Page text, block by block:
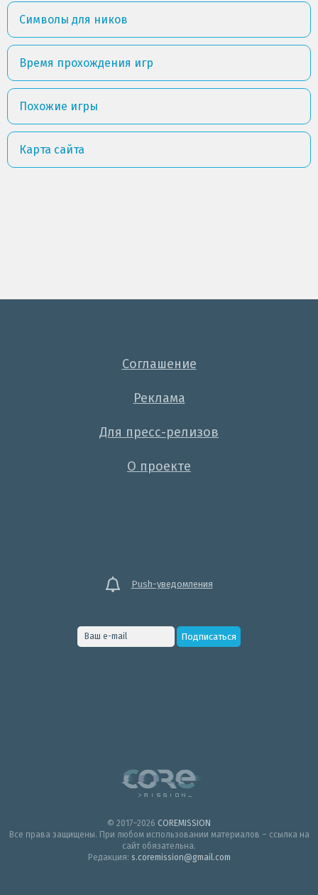
Символы для ников
Время прохождения игр
Похожие игры
Карта сайта
Соглашение
Реклама
Для пресс-релизов
О проекте
Push-уведомления
© 2017–2026 COREMISSION
Все права защищены. При любом использовании материалов – ссылка на
сайт обязательна.
Редакция: s.coremission@gmail.com